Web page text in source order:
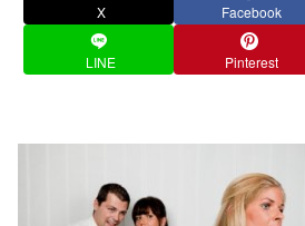
X Facebook
LINE Pinterest